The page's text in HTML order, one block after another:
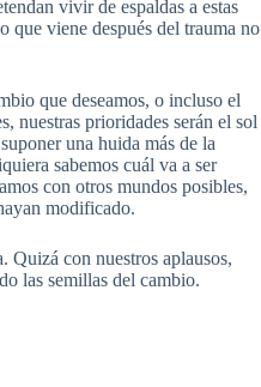
vivir de espaldas a estas
que viene después del trauma no
que deseamos, o incluso el
nuestras prioridades serán el sol
una huida más de la
sabemos cuál va a ser
con otros mundos posibles,
modificado.
Quizá con nuestros aplausos,
las semillas del cambio.